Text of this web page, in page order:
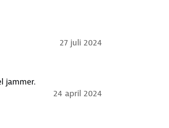
27 juli 2024
jammer.
24 april 2024